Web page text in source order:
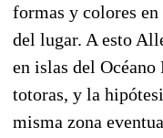
formas y colores
del lugar. A esto
en islas del
totoras, y la
misma zona